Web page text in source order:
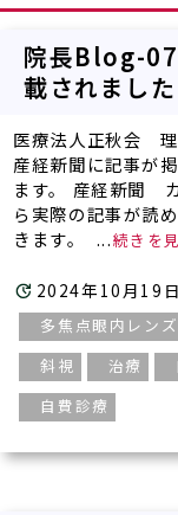
院長Blog-
載されまし
医療法人正秋会
産経新聞に記事が
ます。 産経新聞
ら実際の記事が読
きます。 ...
2024年10月19日
多焦点眼内レンズ
斜視
治療
自費診療